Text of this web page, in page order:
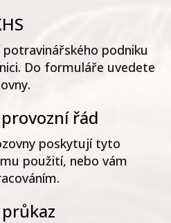
podniku
Do formuláře uvedete
řád
poskytují tyto
použití, nebo vám